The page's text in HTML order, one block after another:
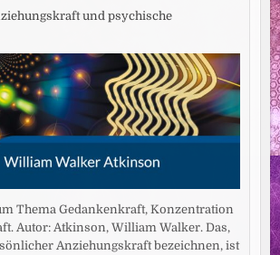
und psychische
Thema Gedankenkraft, Konzentration
Autor: Atkinson, William Walker. Das,
Anziehungskraft bezeichnen, ist